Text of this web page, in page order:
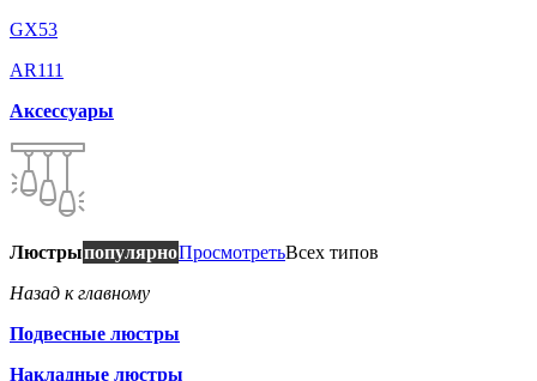
GX53
AR111
Аксессуары
ЛюстрыпопулярноПросмотретьВсех типов
Назад к главному
Подвесные люстры
Накладные люстры